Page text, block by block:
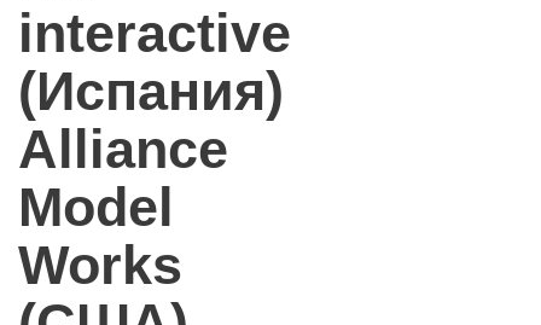
interactive
(Испания)
Alliance
Model
Works